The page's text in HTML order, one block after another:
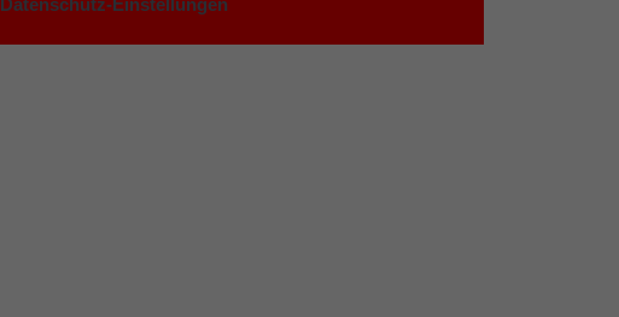
Datenschutz-Einstellungen